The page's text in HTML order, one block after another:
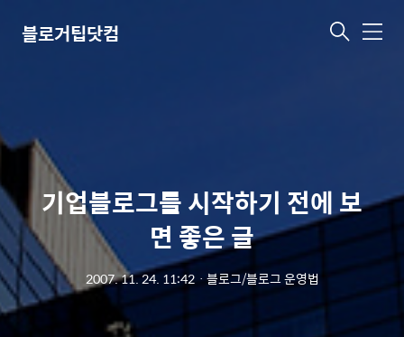
블로거팁닷컴 메
기업블로그를 시작하기 전에 보
면 좋은 글
2007. 11. 24. 11:42ㆍ블로그/블로그 운영법